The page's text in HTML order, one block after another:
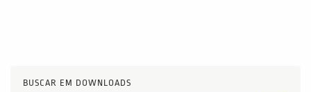
BUSCAR EM DOWNLOADS